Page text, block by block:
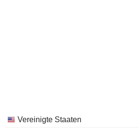
Vereinigte Staaten